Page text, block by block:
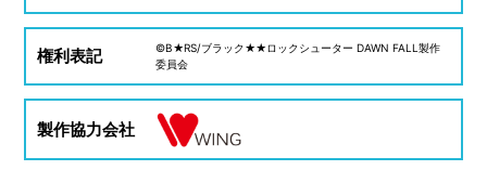
権利表記
©B★RS/ブラック★★ロックシューター DAWN FALL製作
委員会
製作協力会社